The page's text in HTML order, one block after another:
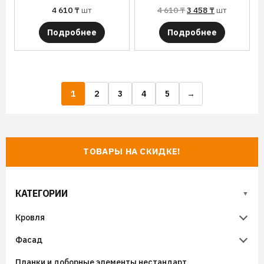
ТОВАРЫ НА СКИДКЕ!
КАТЕГОРИИ
Кровля
Металлочерепица
Фасад
4 610 ₸шт
Подробнее
4 610₸3 458 ₸шт
Подробнее
1 2 3 4 5 →